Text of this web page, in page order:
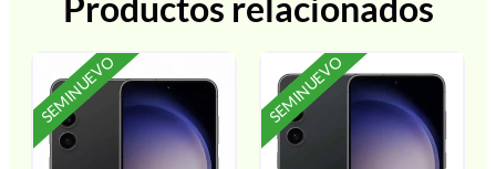
SEMINUEVO SEMINUEVO